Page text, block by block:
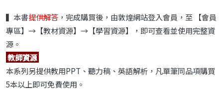
▍本書提供解答 ，完成購買後，由敦煌網站登入會員，至 【會員
專區】→【教材資源】→【學習資源】，即可查看並使用完整資
源。
教師資源
本系列另提供教用PPT、聽力稿、英語解析，凡單筆同品項購買
5本以上即可免費使用。